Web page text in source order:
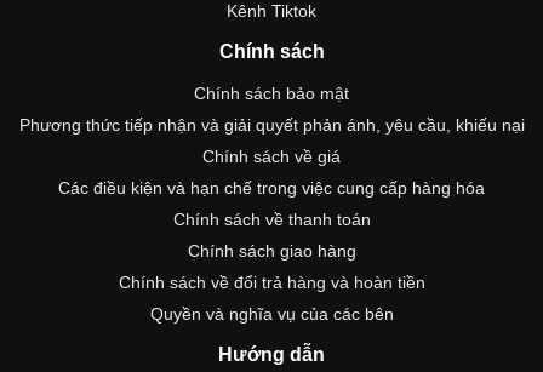
Kênh Tiktok
Chính sách
Chính sách bảo mật
Phương thức tiếp nhận và giải quyết phản ánh, yêu cầu, khiếu nại
Chính sách về giá
Các điều kiện và hạn chế trong việc cung cấp hàng hóa
Chính sách về thanh toán
Chính sách giao hàng
Chính sách về đổi trả hàng và hoàn tiền
Quyền và nghĩa vụ của các bên
Hướng dẫn